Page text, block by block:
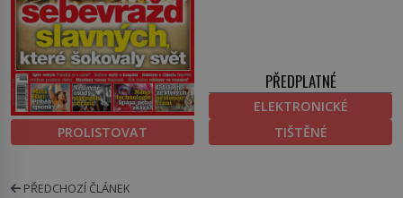
PROLISTOVAT
PŘEDPLATNÉ
ELEKTRONICKÉ
TIŠTĚNÉ
PŘEDCHOZÍ ČLÁNEK